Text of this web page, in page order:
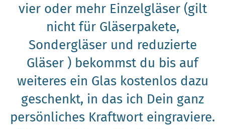
vieroder mehr Einzelgläser (gilt
nicht für Gläserpakete,
Sondergläser und reduzierte
Gläser ) bekommst du bis auf
weiteres ein Glas kostenlos dazu
geschenkt, in das ich Dein ganz
persönliches Kraftwort eingraviere.